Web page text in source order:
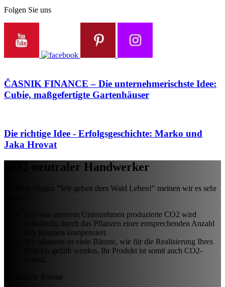
Folgen Sie uns
ČASNIK FINANCE – Die unternehmerischste Idee:
Cubie, maßgefertigte Gartenhäuser
Die richtige Idee - Erfolgsgeschichte: Marko und
Jaka Hrovat
CO2-neutraler Handwerker
Mit dem Slogan "Wir geben dem Wald Leben!" meinen wir es sehr
Das von unserem Unternehmen produzierte CO2 wird
vollständig durch das Pflanzen einer entsprechenden Anzahl
von Bäumen kompensiert.
Wir pflanzen so viele Bäume, wie für die Realisierung Ihres
Projekts gefällt werden. Ihr Produkt ist somit auch CO2-
Gepflanzte Bäume